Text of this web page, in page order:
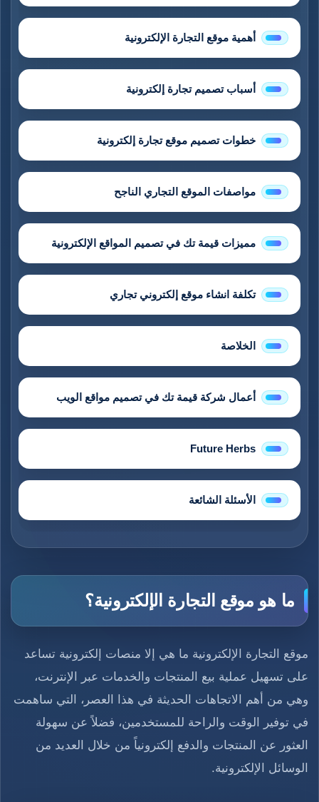
أهمية موقع التجارة الإلكترونية
أسباب تصميم تجارة إلكترونية
خطوات تصميم موقع تجارة إلكترونية
مواصفات الموقع التجاري الناجح
مميزات قيمة تك في تصميم المواقع الإلكترونية
تكلفة انشاء موقع إلكتروني تجاري
الخلاصة
أعمال شركة قيمة تك في تصميم مواقع الويب
Future Herbs
الأسئلة الشائعة
ما هو موقع التجارة الإلكترونية؟
موقع التجارة الإلكترونية ما هي إلا منصات إلكترونية تساعد
على تسهيل عملية بيع المنتجات والخدمات عبر الإنترنت،
وهي من أهم الاتجاهات الحديثة في هذا العصر، التي ساهمت
في توفير الوقت والراحة للمستخدمين، فضلاً عن سهولة
العثور عن المنتجات والدفع إلكترونياً من خلال العديد من
الوسائل الإلكترونية.